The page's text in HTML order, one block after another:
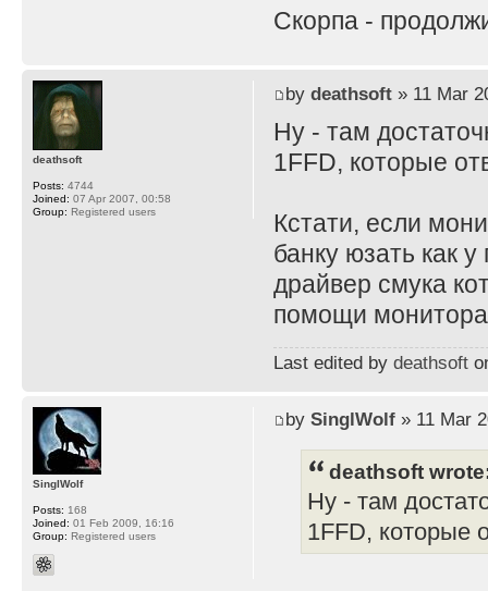
Скорпа -
by deathsoft» 11 Mar
Ну - там
1FFD, которые
Кстати, если
банку юзать как
драйвер смука
помощи
Last edited by deathsoft
deathsoft
Posts: 4744
Joined: 07 Apr 2007, 00:58
Group: Registered users
by SinglWolf» 11 Mar
deathsoft
Ну - там
1FFD, которые
SinglWolf
Posts: 168
Joined: 01 Feb 2009, 16:16
Group: Registered users